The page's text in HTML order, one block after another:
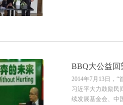
BBQ大公益回
宁圆满召开
2014年7月13日，
习近平大力鼓励民
续发展基金会、中